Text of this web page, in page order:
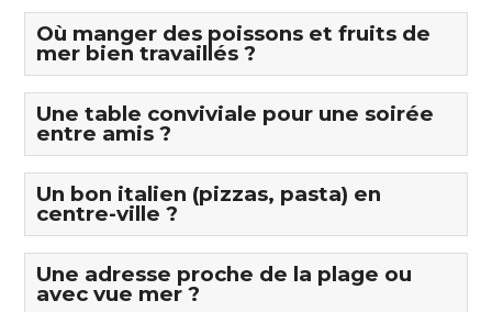
Où manger des poissons et fruits de
mer bien travaillés ?
Une table conviviale pour une soirée
entre amis ?
Un bon italien (pizzas, pasta) en
centre-ville ?
Une adresse proche de la plage ou
avec vue mer ?